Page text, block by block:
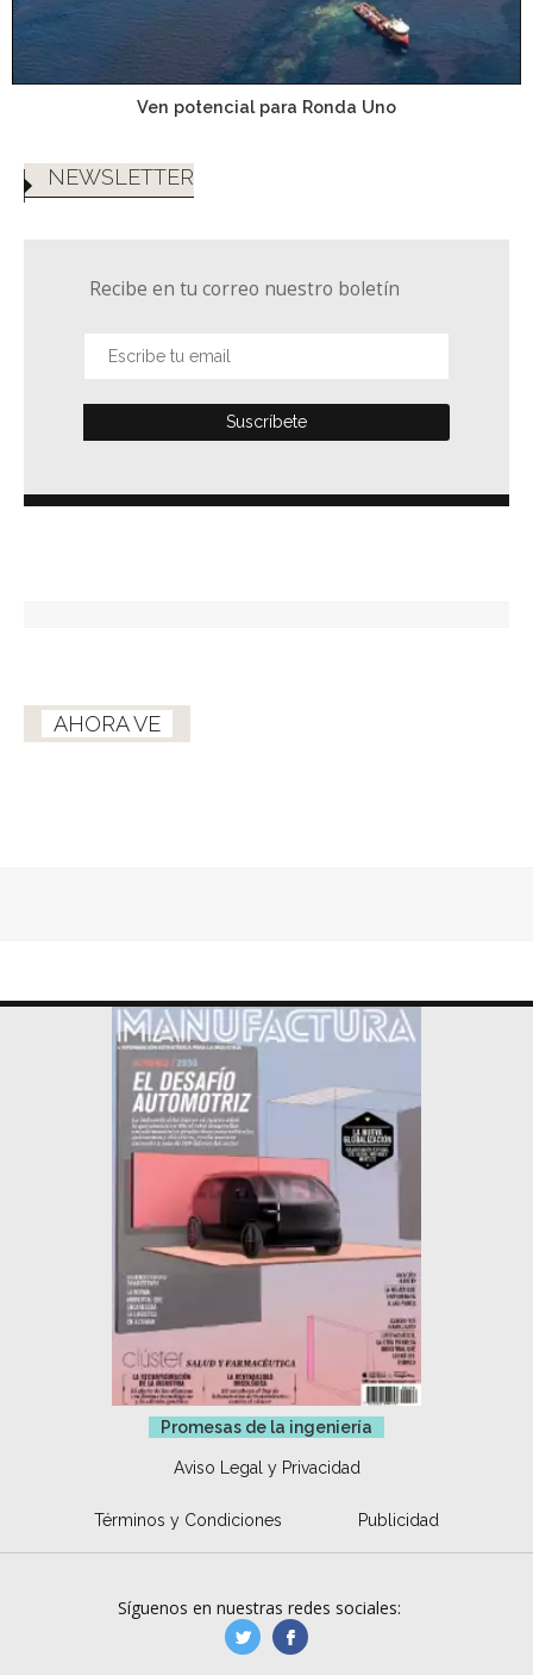
Ven potencial para Ronda Uno
NEWSLETTER
Recibe en tu correo nuestro boletín
AHORA VE
Promesas de la ingeniería
Aviso Legal y Privacidad
Términos y Condiciones Publicidad
Síguenos en nuestras redes sociales:
manufacturaGE